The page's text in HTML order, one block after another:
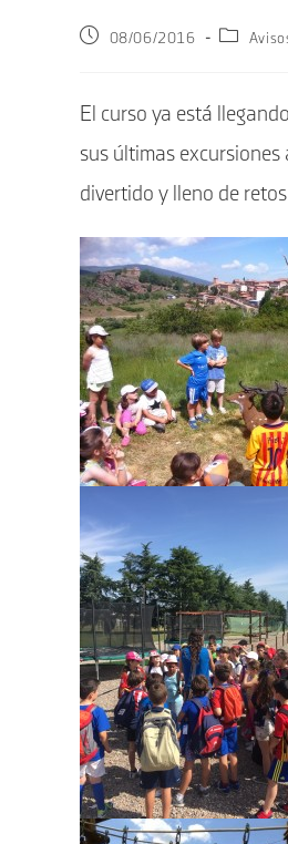
Publicación
08/06/2016
Categoría
El curso ya está
sus últimas
divertido y lleno de